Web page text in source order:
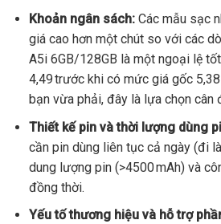
Khoản ngân sách:Các mẫu sạc
giá cao hơn một chút so với các
A5i 6GB/128GB là một ngoại lệ
4,49 trước khi có mức giá gốc 5,38
bạn vừa phải, đây là lựa chọn cân
Thiết kế pin và thời lượng dùng
cần pin dùng liên tục cả ngày (đi
dung lượng pin (>4500 mAh) và
đồng thời.
Yếu tố thương hiệu và hỗ trợ